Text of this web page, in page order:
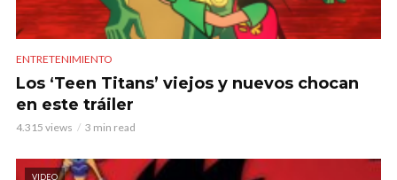
ENTRETENIMIENTO
Los ‘Teen Titans’ viejos y nuevos chocan
en este tráiler
4.315 views 3 min read
VIDEO